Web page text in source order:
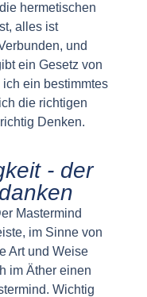
hermetischen
alles ist
und
ein Gesetz von
ein bestimmtes
die richtigen
Denken.
- der
Mastermind
im Sinne von
Art und Weise
im Äther einen
Wichtig